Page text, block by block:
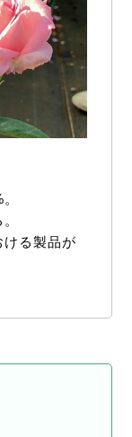
ける製品が